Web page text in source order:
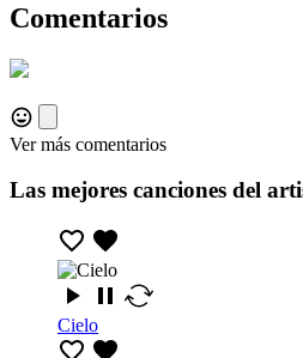
Comentarios
Ver más comentarios
Las mejores canciones del
Cielo